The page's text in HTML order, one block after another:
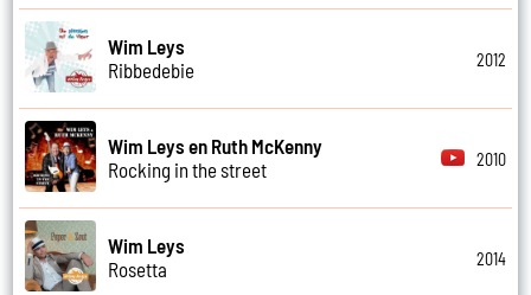
Wim Leys
Ribbedebie
2012
Wim Leys en Ruth McKenny
Rocking in the street
2010
Wim Leys
Rosetta
2014